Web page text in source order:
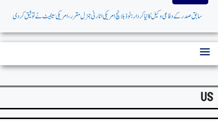
سابق صدر کےدفاعی وکیل کانیاکردار:ٹوڈبلانچ امریکی اٹارنی جنرل مقرر،امریکی سینیٹ نے توثیق کردی
US